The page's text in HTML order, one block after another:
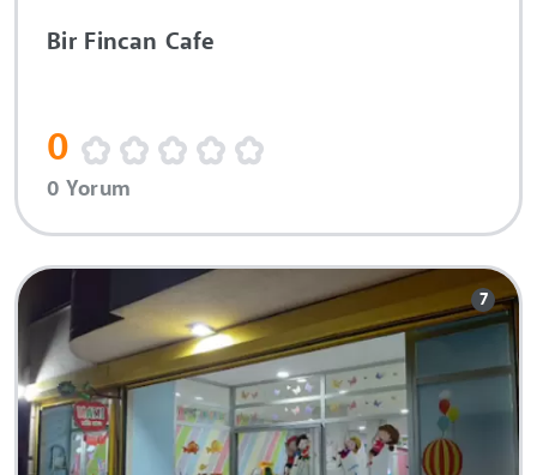
Bir Fincan Cafe
0
0 Yorum
7